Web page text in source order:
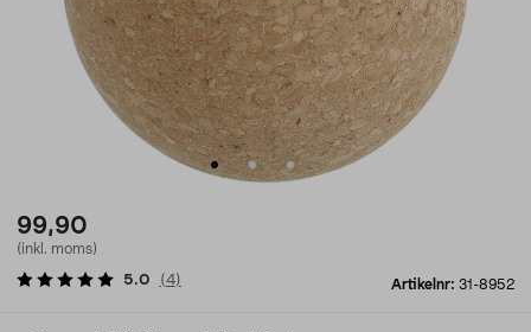
99,90
(inkl. moms)
Artikelnr: 31-8952
5.0 (4)